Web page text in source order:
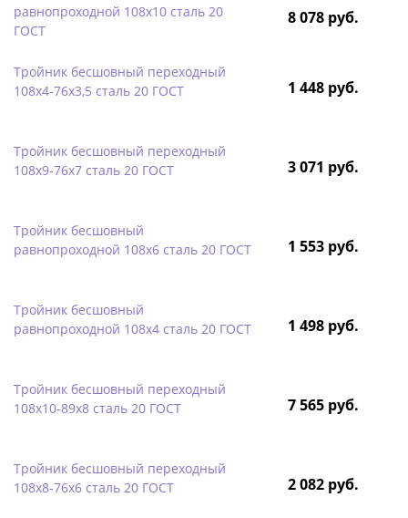
равнопроходной 108х10 сталь 20
ГОСТ
8 078 руб.
Тройник бесшовный переходный
108х4-76х3,5 сталь 20 ГОСТ
1 448 руб.
Тройник бесшовный переходный
108х9-76х7 сталь 20 ГОСТ
3 071 руб.
Тройник бесшовный
равнопроходной 108х6 сталь 20 ГОСТ
1 553 руб.
Тройник бесшовный
равнопроходной 108х4 сталь 20 ГОСТ
1 498 руб.
Тройник бесшовный переходный
108х10-89х8 сталь 20 ГОСТ
7 565 руб.
Тройник бесшовный переходный
108х8-76х6 сталь 20 ГОСТ
2 082 руб.